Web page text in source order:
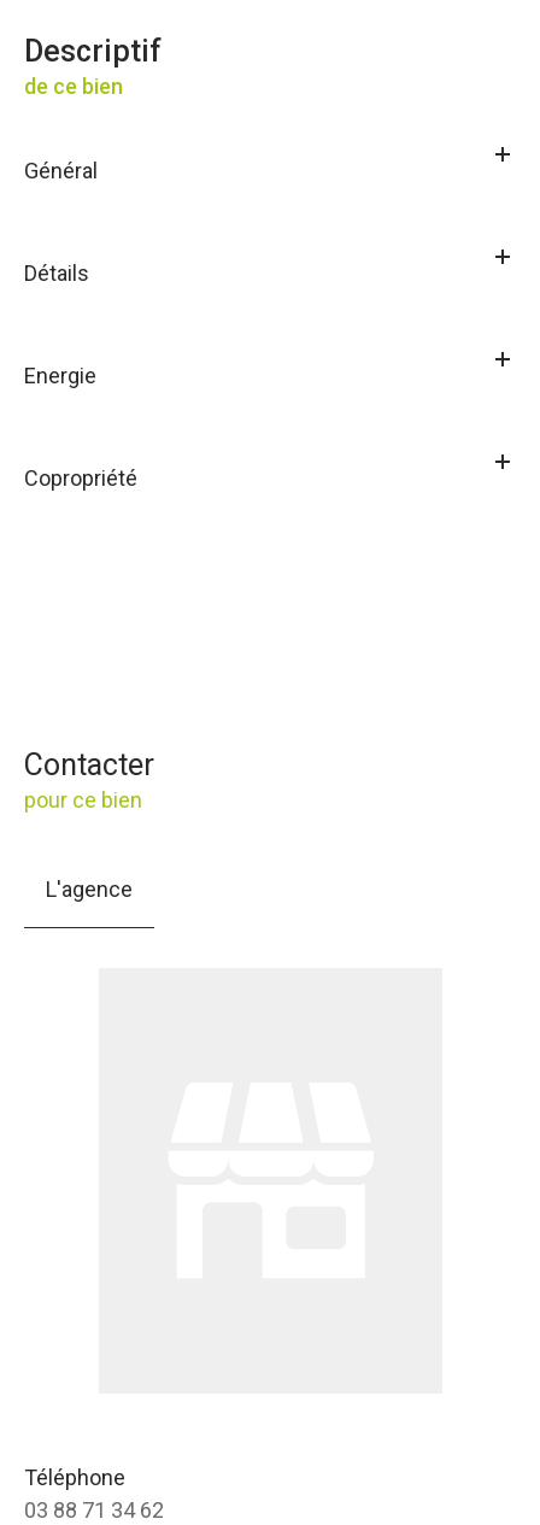
descriptif
de ce bien
Général
Détails
Energie
Copropriété
Contacter
pour ce bien
L'agence
Téléphone
03 88 71 34 62